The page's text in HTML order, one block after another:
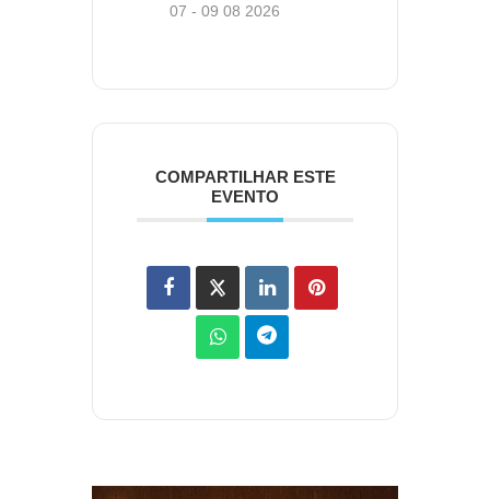
07 - 09 08 2026
COMPARTILHAR ESTE
EVENTO